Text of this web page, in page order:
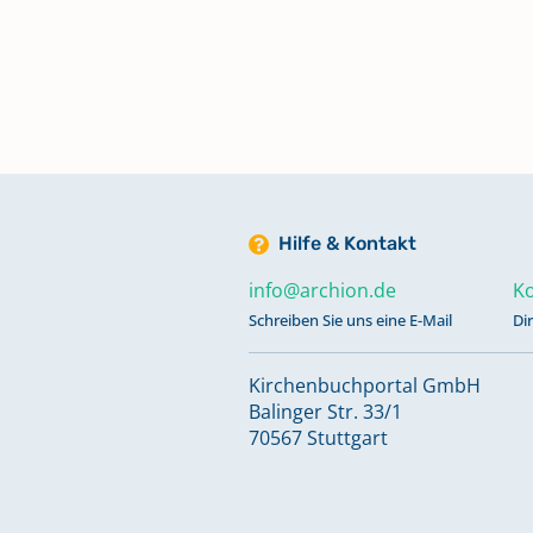
1710-1755
Taufen, Trauungen,
1756-1814
Taufen, Trauungen, Beerdigungen
Hilfe & Kontakt
info@archion.de
Schreiben Sie uns eine E-Mail
Kirchenbuchportal GmbH
Balinger Str. 33/1
70567 Stuttgart